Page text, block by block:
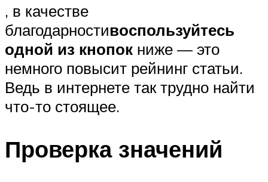
, в качестве
благодарностивоспользуйтесь
одной из кнопок ниже — это
немного повысит рейнинг статьи.
Ведь в интернете так трудно найти
что-то стоящее.
Проверка значений